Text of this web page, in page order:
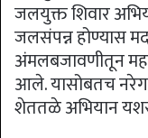
जलयुक्त शिवार
जलसंपन्न होण्यास
अंमलबजावणीतून
आले. यासोबतच
शेततळे अभियान